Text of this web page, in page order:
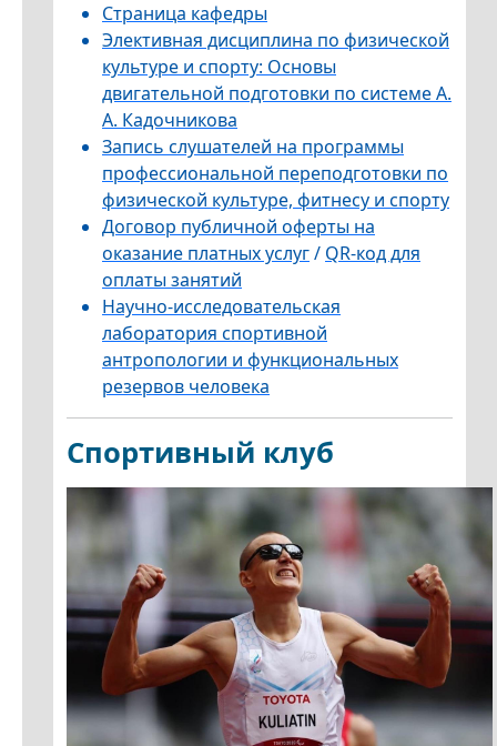
Страница кафедры
Элективная дисциплина по физической
культуре и спорту: Основы
двигательной подготовки по системе А.
А. Кадочникова
Запись слушателей на программы
профессиональной переподготовки по
физической культуре, фитнесу и спорту
Договор публичной оферты на
оказание платных услуг/ QR-код для
оплаты занятий
Научно-исследовательская
лаборатория спортивной
антропологии и функциональных
резервов человека
Cпортивный клуб